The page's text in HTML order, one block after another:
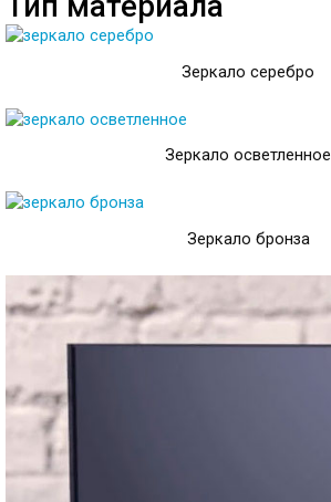
Зеркало серебро
Зеркало осветленное
Зеркало бронза